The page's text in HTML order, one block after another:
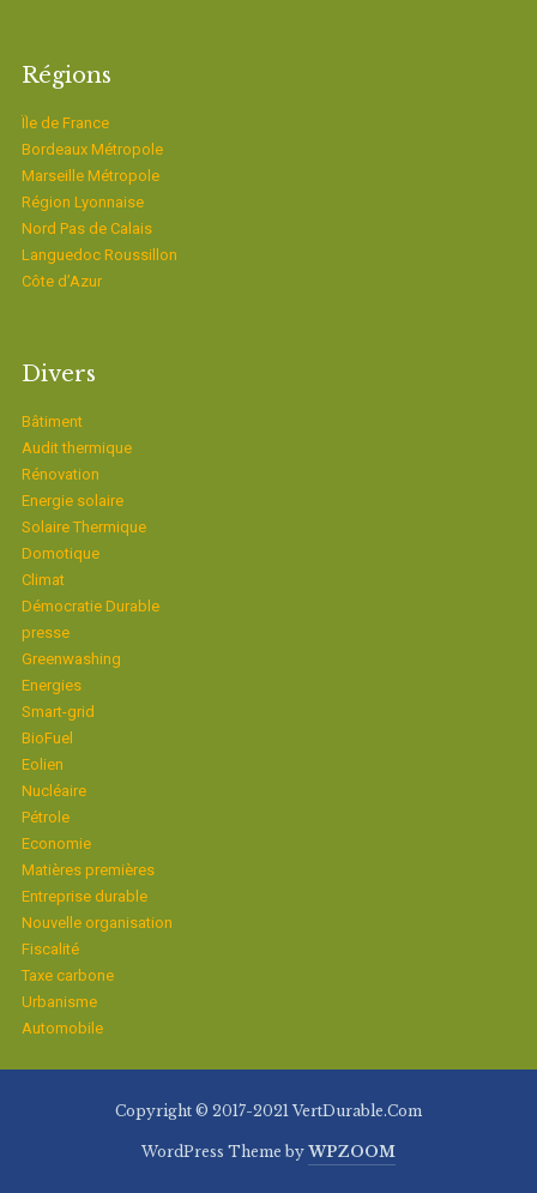
Régions
Ïle de France
Bordeaux Métropole
Marseille Métropole
Région Lyonnaise
Nord Pas de Calais
Languedoc Roussillon
Côte d’Azur
Divers
Bâtiment
Audit thermique
Rénovation
Energie solaire
Solaire Thermique
Domotique
Climat
Démocratie Durable
presse
Greenwashing
Energies
Smart-grid
BioFuel
Eolien
Nucléaire
Pétrole
Economie
Matières premières
Entreprise durable
Nouvelle organisation
Fiscalité
Taxe carbone
Urbanisme
Automobile
Copyright © 2017-2021 VertDurable.Com
WordPress Theme by WPZOOM